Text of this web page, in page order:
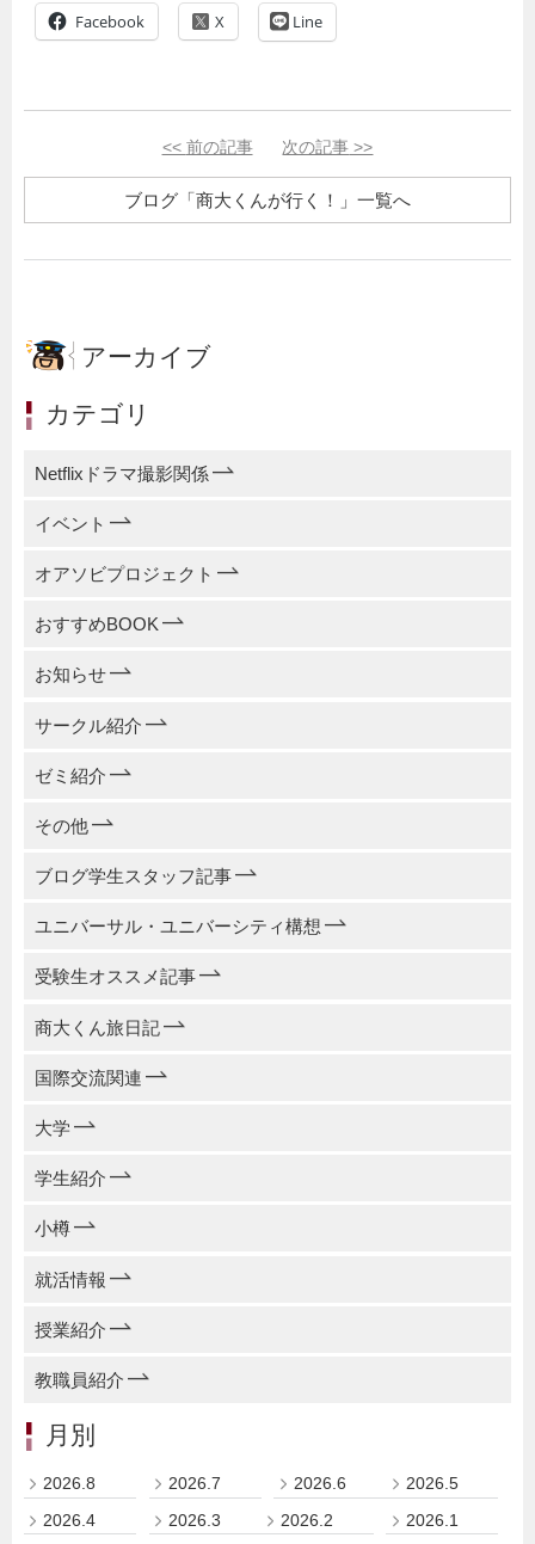
Facebook Line
<< 前の記事 次の記事 >>
ブログ「商大くんが行く！」一覧へ
アーカイブ
カテゴリ
Netflixドラマ撮影関係
イベント
オアソビプロジェクト
おすすめBOOK
お知らせ
サークル紹介
ゼミ紹介
その他
ブログ学生スタッフ記事
ユニバーサル・ユニバーシティ構想
受験生オススメ記事
商大くん旅日記
国際交流関連
大学
学生紹介
小樽
就活情報
授業紹介
教職員紹介
月別
2026.8 2026.7 2026.6
2026.5
2026.4
2026.3 2026.2
2026.1